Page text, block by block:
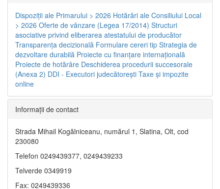
Dispoziţii ale Primarului > 2026 Hotărâri ale Consiliului Local
> 2026 Oferte de vânzare (Legea 17/2014) Structuri
asociative privind eliberarea atestatului de producător
Transparenţa decizională Formulare cereri tip Strategia de
dezvoltare durabilă Proiecte cu finanţare internaţională
Proiecte de hotărâre Deschiderea procedurii succesorale
(Anexa 2) DDI - Executori judecătorești Taxe şi impozite
online
Informaţii de contact
Strada Mihail Kogălniceanu, numărul 1, Slatina, Olt, cod
230080
Telefon 0249439377, 0249439233
Telverde 0349919
Fax: 0249439336